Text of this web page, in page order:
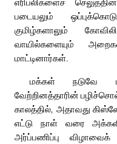
படையலும்
குமிழ்களாலும்
வாயில்களையும்
மாட்டினார்கள்.
மக்கள் நடுவே
வேற்றினத்தாரின்
காலத்தில், அதாவது
எட்டு நாள் வரை
அர்ப்பணிப்பு